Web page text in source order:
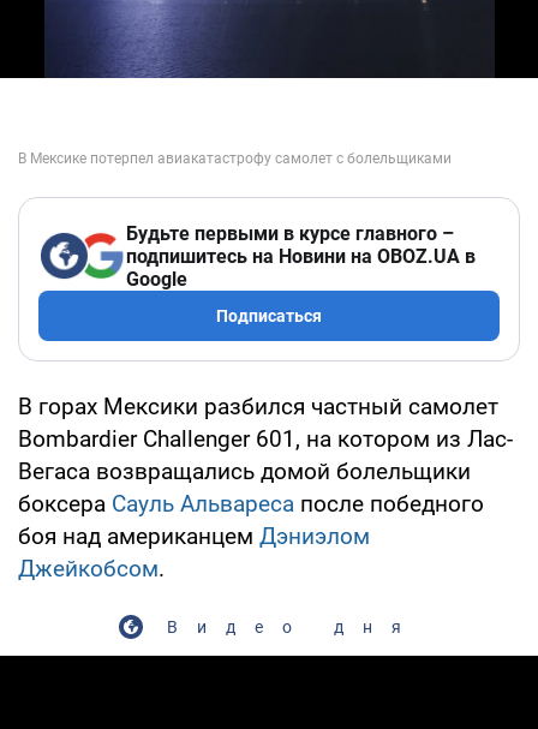
Будьте первыми в курсе главного –
подпишитесь на Новини на OBOZ.UA в
Google
Подписаться
В горах Мексики разбился частный самолет
Bombardier Challenger 601, на котором из Лас-
Вегаса возвращались домой болельщики
боксера Сауль Альвареса после победного
боя над американцем Дэниэлом
Джейкобсом.
Видео дня